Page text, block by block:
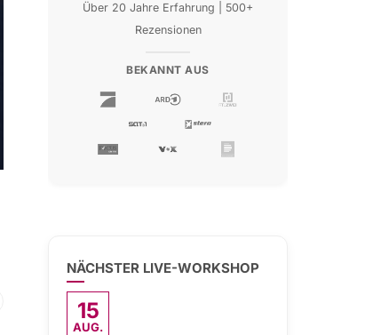
Über 20 Jahre Erfahrung | 500+
Rezensionen
BEKANNT AUS
NÄCHSTER LIVE-WORKSHOP
15
AUG.